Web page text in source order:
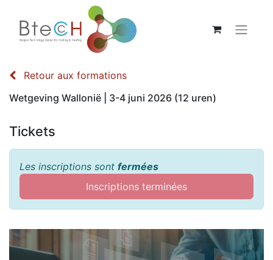
Retour aux formations
Wetgeving Wallonië | 3-4 juni 2026 (12 uren)
Tickets
Les inscriptions sont fermées
Inscriptions terminées